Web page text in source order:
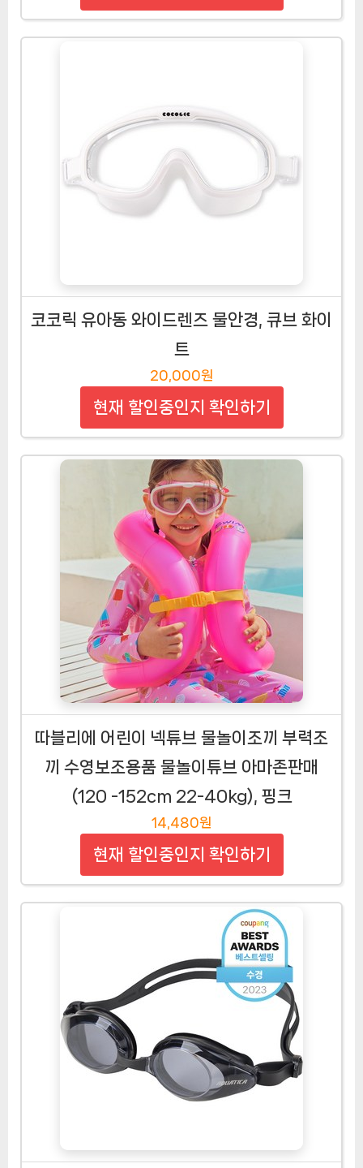
코코릭 유아동 와이드렌즈 물안경, 큐브 화이
트
20,000원
현재 할인중인지 확인하기
따블리에 어린이 넥튜브 물놀이조끼 부력조
끼 수영보조용품 물놀이튜브 아마존판매
(120 -152cm 22-40kg), 핑크
14,480원
현재 할인중인지 확인하기